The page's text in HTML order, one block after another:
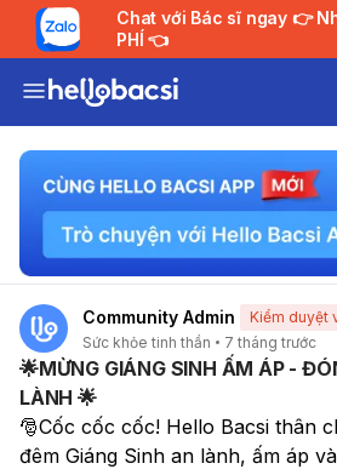
Chat với Bác sĩ ngay 👉 Nhận tư vấn MIỄN
PHÍ 👈
Community Admin
Kiểm duyệt
Sức khỏe tinh thần
7 tháng trước
🌟MỪNG GIÁNG SINH ẤM ÁP -
LÀNH 🌟
🎅Cốc cốc cốc! Hello Bacsi thân
đêm Giáng Sinh an lành, ấm áp